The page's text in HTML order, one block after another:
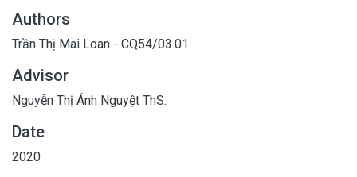
Authors
Trần Thị Mai Loan - CQ54/03.01
Advisor
Nguyễn Thị Ánh Nguyệt ThS.
Date
2020